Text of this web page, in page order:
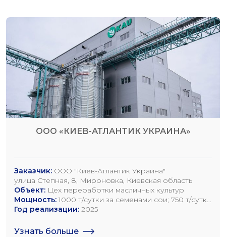
ООО «КИЕВ-АТЛАНТИК УКРАИНА»
Заказчик: ООО "Киев-Атлантик Украина"
улица Степная, 8, Мироновка, Киевская область
Объект: Цех переработки масличных культур
Мощность: 1000 т/сутки за семенами сои; 750 т/сутки
за семенами рапса; 1200 т/сутки по семенам
Год реализации: 2025
Узнать больше